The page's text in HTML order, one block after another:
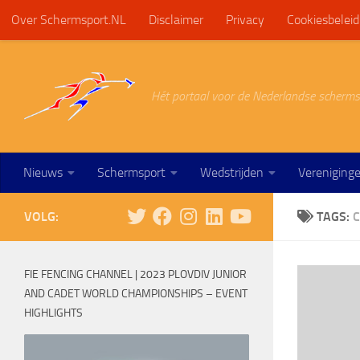
Doorgaan naar inhoud
Over Schermsport.NL Disclaimer Privacy
Hét portaal voor de Nederlandse
Nieuws Schermsport Wedstrijden
TAGS:
VOLG:
FIE FENCING CHANNEL | 2023 PLOVDIV JUNIOR
AND CADET WORLD CHAMPIONSHIPS – EVENT
HIGHLIGHTS